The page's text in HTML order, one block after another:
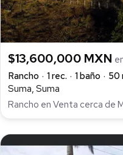
$13,600,000 MXN
Rancho
1 rec. 1 baño
50
Suma, Suma
Rancho en Venta cerca de